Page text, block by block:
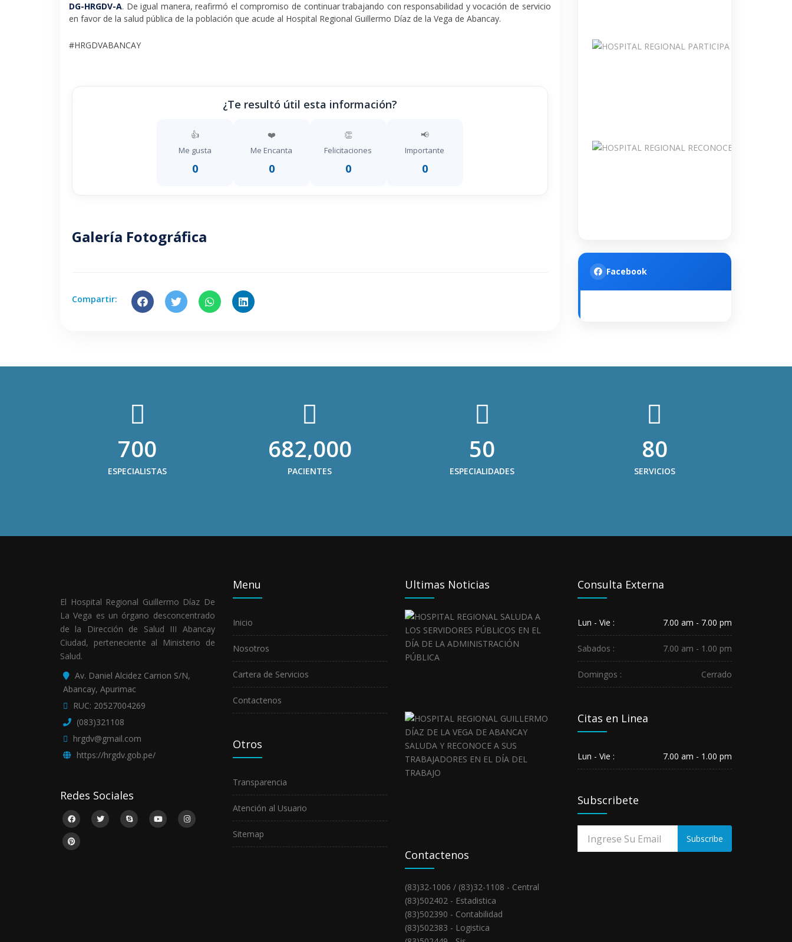
DG-HRGDV-A. De igual manera, reafirmó el compromiso de continuar trabajando con responsabilidad y vocación de servicio
en favor de la salud pública de la población que acude al Hospital Regional Guillermo Díaz de la Vega de Abancay.
#HRGDVABANCAY
¿Te resultó útil esta información?
👍
Me gusta
0
❤️
Me Encanta
0
👏
Felicitaciones
0
📢
Importante
0
Galería Fotográfica
Compartir:
Facebook
700
ESPECIALISTAS
682,000
PACIENTES
50
ESPECIALIDADES
80
SERVICIOS
El Hospital Regional Guillermo Díaz De
La Vega es un órgano desconcentrado
de la Dirección de Salud III Abancay
Ciudad, perteneciente al Ministerio de
Salud.
Av. Daniel Alcidez Carrion S/N,
Abancay, Apurimac
RUC: 20527004269
(083)321108
hrgdv@gmail.com
https://hrgdv.gob.pe/
Redes Sociales
Menu
Inicio
Nosotros
Cartera de Servicios
Contactenos
Otros
Transparencia
Atención al Usuario
Sitemap
Ultimas Noticias
REGIONAL
SERVIDORES
PÚBLICO...
HOSPITAL
REGIONAL
GUILLERMO
Contactenos
(83)32-1006 / (83)32-1108 - Central
(83)502402 - Estadistica
(83)502390 - Contabilidad
(83)502383 - Logistica
Consulta Externa
Lun - Vie : 7.00 am - 7.00 pm
Sabados : 7.00 am - 1.00 pm
Domingos : Cerrado
Citas en Linea
Lun - Vie : 7.00 am - 1.00 pm
Subscribete
Subscribe